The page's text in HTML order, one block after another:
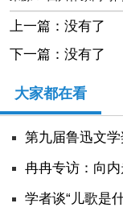
十百千
阅读
校园文学
新书快讯
上一篇：没有了
下一篇：没有了
大家都在看
第九届鲁迅文
冉冉专访：向
学者谈“儿歌是